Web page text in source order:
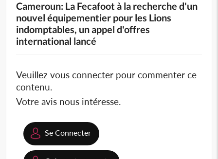
Cameroun: La Fecafoot à la recherche d'un
nouvel équipementier pour les Lions
indomptables, un appel d'offres
international lancé
Veuillez vous connecter pour commenter ce
contenu.
Votre avis nous intéresse.
Se Connecter